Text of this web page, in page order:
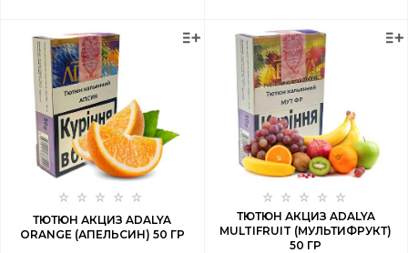
ТЮТЮН АКЦИЗ ADALYA
ORANGE (АПЕЛЬСИН) 50 ГР
ТЮТЮН АКЦИЗ ADALYA
MULTIFRUIT (МУЛЬТИФРУКТ)
50 ГР